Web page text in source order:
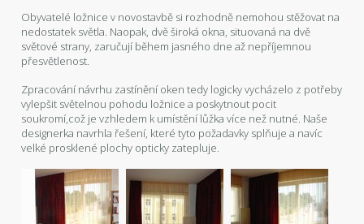
Obyvatelé ložnice v novostavbě si rozhodně nemohou stěžovat na
nedostatek světla. Naopak, dvě široká okna, situovaná na dvě
světové strany, zaručují během jasného dne až nepříjemnou
přesvětlenost.
Zpracování návrhu zastínění oken tedy logicky vycházelo z potřeby
vylepšit světelnou pohodu ložnice a poskytnout pocit
soukromí,což je vzhledem k umístění lůžka více než nutné. Naše
designerka navrhla řešení, které tyto požadavky splňuje a navíc
velké prosklené plochy opticky zatepluje.